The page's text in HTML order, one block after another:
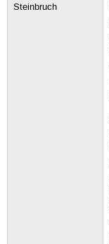
Steinbruch